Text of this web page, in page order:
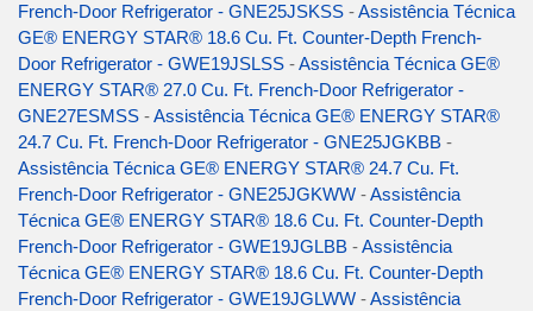
French-Door Refrigerator - GNE25JSKSS -Assistência Técnica
GE® ENERGY STAR® 18.6 Cu. Ft. Counter-Depth French-
Door Refrigerator - GWE19JSLSS -Assistência Técnica GE®
ENERGY STAR® 27.0 Cu. Ft. French-Door Refrigerator -
GNE27ESMSS -Assistência Técnica GE® ENERGY STAR®
24.7 Cu. Ft. French-Door Refrigerator - GNE25JGKBB -
Assistência Técnica GE® ENERGY STAR® 24.7 Cu. Ft.
French-Door Refrigerator - GNE25JGKWW -Assistência
Técnica GE® ENERGY STAR® 18.6 Cu. Ft. Counter-Depth
French-Door Refrigerator - GWE19JGLBB -Assistência
Técnica GE® ENERGY STAR® 18.6 Cu. Ft. Counter-Depth
French-Door Refrigerator - GWE19JGLWW -Assistência